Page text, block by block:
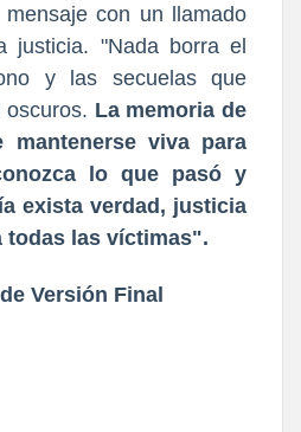
con un llamado
justicia. "Nada borra el
y las secuelas que
La memoria de
mantenerse viva para
lo que pasó y
exista verdad, justicia
todas las víctimas".
Versión Final